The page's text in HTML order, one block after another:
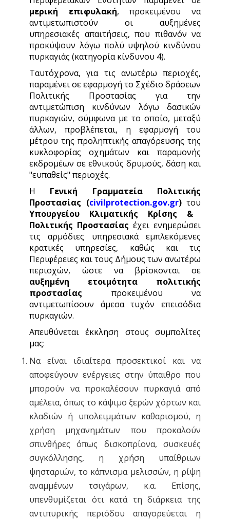
μερική επιφυλακή, προκειμένου να
αντιμετωπιστούν οι αυξημένες
υπηρεσιακές απαιτήσεις, που πιθανόν να
προκύψουν λόγω πολύ υψηλού κινδύνου
πυρκαγιάς (κατηγορία κίνδυνου 4).
Ταυτόχρονα, για τις ανωτέρω περιοχές,
παραμένει σε εφαρμογή το Σχέδιο δράσεων
Πολιτικής Προστασίας για την
αντιμετώπιση κινδύνων λόγω δασικών
πυρκαγιών, σύμφωνα με το οποίο, μεταξύ
άλλων, προβλέπεται, η εφαρμογή του
μέτρου της προληπτικής απαγόρευσης της
κυκλοφορίας οχημάτων και παραμονής
εκδρομέων σε εθνικούς δρυμούς, δάση και
"ευπαθείς" περιοχές.
Η Γενική Γραμματεία Πολιτικής
Προστασίας (civilprotection.gov.gr)του
Υπουργείου Κλιματικής Κρίσης &
Πολιτικής Προστασίας έχει ενημερώσει
τις αρμόδιες υπηρεσιακά εμπλεκόμενες
κρατικές υπηρεσίες, καθώς και τις
Περιφέρειες και τους Δήμους των ανωτέρω
περιοχών, ώστε να βρίσκονται σε
αυξημένη ετοιμότητα πολιτικής
προστασίας προκειμένου να
αντιμετωπίσουν άμεσα τυχόν επεισόδια
πυρκαγιών.
Απευθύνεται έκκληση στους συμπολίτες
μας:
Να είναι ιδιαίτερα προσεκτικοί και να
αποφεύγουν ενέργειες στην ύπαιθρο που
μπορούν να προκαλέσουν πυρκαγιά από
αμέλεια, όπως το κάψιμο ξερών χόρτων και
κλαδιών ή υπολειμμάτων καθαρισμού, η
χρήση μηχανημάτων που προκαλούν
σπινθήρες όπως δισκοπρίονα, συσκευές
συγκόλλησης, η χρήση υπαίθριων
ψησταριών, το κάπνισμα μελισσών, η ρίψη
αναμμένων τσιγάρων, κ.α. Επίσης,
υπενθυμίζεται ότι κατά τη διάρκεια της
αντιπυρικής περιόδου απαγορεύεται η